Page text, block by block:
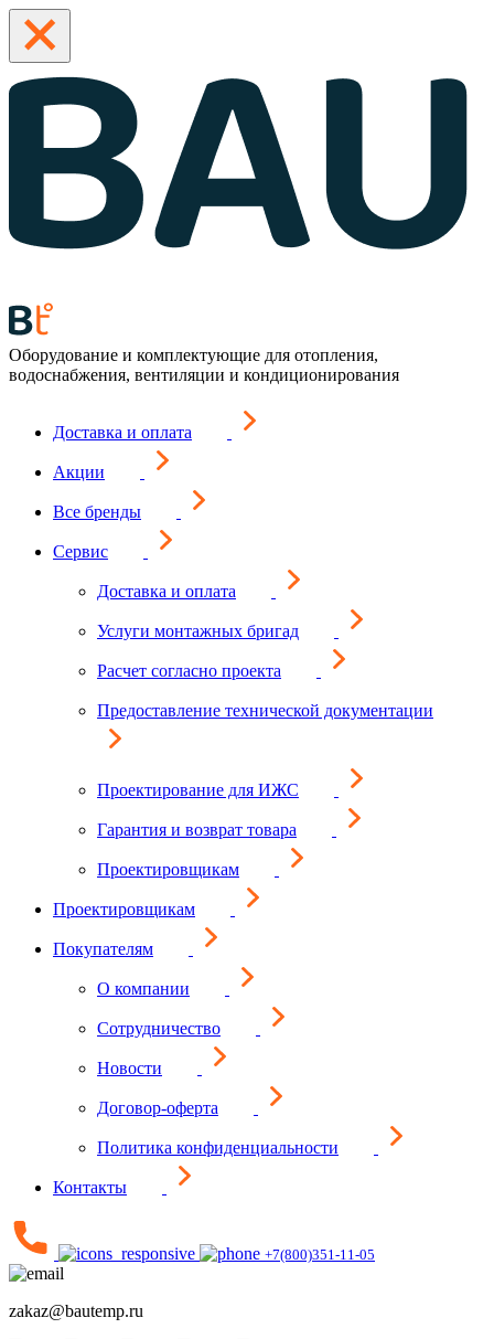
Оборудование и комплектующие для отопления,
водоснабжения, вентиляции и кондиционирования
Доставка и оплата
Акции
Все бренды
Сервис
Доставка и оплата
Услуги монтажных бригад
Расчет согласно проекта
Предоставление технической документации
Проектирование для ИЖС
Гарантия и возврат товара
Проектировщикам
Проектировщикам
Покупателям
О компании
Сотрудничество
Новости
Договор-оферта
Политика конфиденциальности
Контакты
+7(800)351-11-05
zakaz@bautemp.ru